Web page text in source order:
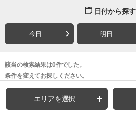
日付から探す
今日 明日
該当の検索結果は0件でした。
条件を変えてお探しください。
エリアを選択